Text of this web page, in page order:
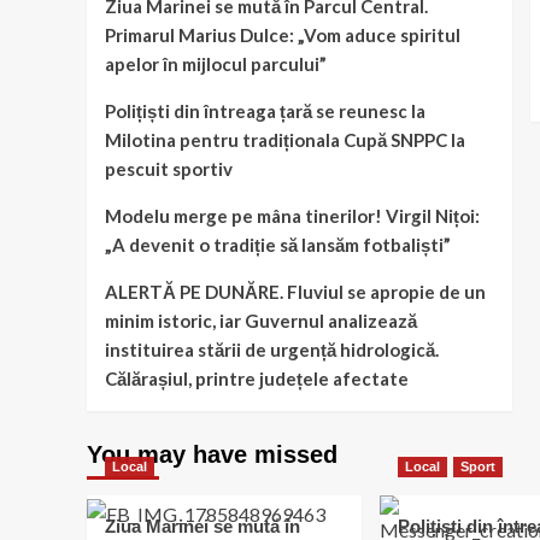
Ziua Marinei se mută în Parcul Central.
Primarul Marius Dulce: „Vom aduce spiritul
apelor în mijlocul parcului”
Polițiști din întreaga țară se reunesc la
Milotina pentru tradiționala Cupă SNPPC la
pescuit sportiv
Modelu merge pe mâna tinerilor! Virgil Nițoi:
„A devenit o tradiție să lansăm fotbaliști”
ALERTĂ PE DUNĂRE. Fluviul se apropie de un
minim istoric, iar Guvernul analizează
instituirea stării de urgență hidrologică.
Călărașiul, printre județele afectate
You may have missed
Local
Ziua Marinei se mută în
Local Sport
Polițiști din